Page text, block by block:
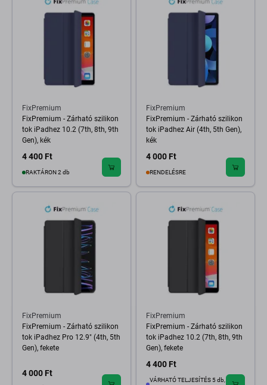
FixPremium
FixPremium - Zárható szilikon
tok iPadhez 10.2 (7th, 8th, 9th
Gen), kék
4 400 Ft
RAKTÁRON 2 db
FixPremium
FixPremium - Zárható szilikon
tok iPadhez Air (4th, 5th Gen),
kék
4 000 Ft
RENDELÉSRE
FixPremium
FixPremium - Zárható szilikon
tok iPadhez Pro 12.9" (4th, 5th
Gen), fekete
4 000 Ft
FixPremium
FixPremium - Zárható szilikon
tok iPadhez 10.2 (7th, 8th, 9th
Gen), fekete
4 400 Ft
VÁRHATÓ TELJESÍTÉS 5 db,